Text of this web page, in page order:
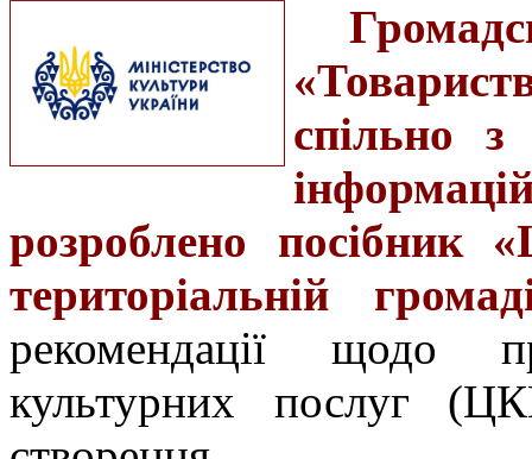
спільно з
розроблено посібник
територіальній
рекомендації щодо
культурних послуг